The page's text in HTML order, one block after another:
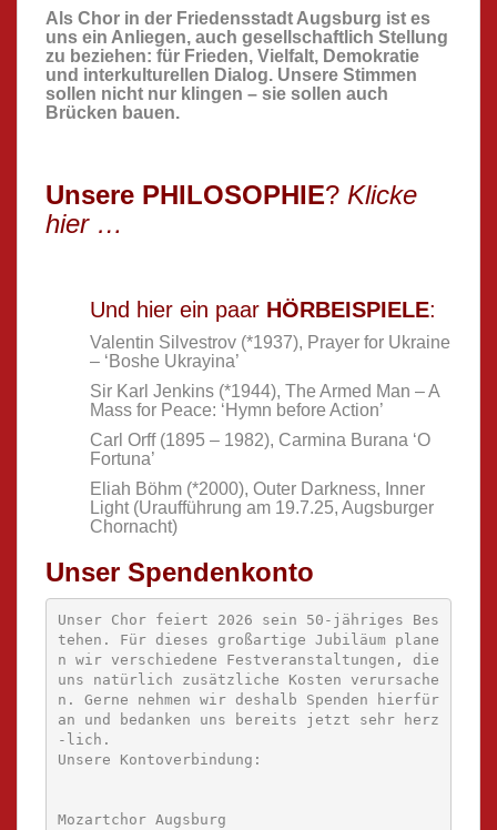
Als Chor in der Friedensstadt Augsburg ist es
uns ein Anliegen, auch gesellschaftlich Stellung
zu beziehen: für Frieden, Vielfalt, Demokratie
und interkulturellen Dialog. Unsere Stimmen
sollen nicht nur klingen – sie sollen auch
Brücken bauen.
Unsere PHILOSOPHIE? Klicke
hier …
Und hier ein paar HÖRBEISPIELE:
Valentin Silvestrov (*1937), Prayer for Ukraine
– ‘Boshe Ukrayina’
Sir Karl Jenkins (*1944), The Armed Man – A
Mass for Peace: ‘Hymn before Action’
Carl Orff (1895 – 1982), Carmina Burana ‘O
Fortuna’
Eliah Böhm (*2000), Outer Darkness, Inner
Light (Uraufführung am 19.7.25, Augsburger
Chornacht)
Unser Spendenkonto
Unser Chor feiert 2026 sein 50-jähriges Bes
tehen. Für dieses großartige Jubiläum plane
n wir verschiedene Festveranstaltungen, die
uns natürlich zusätzliche Kosten verursache
n. Gerne nehmen wir deshalb Spenden hierfür
an und bedanken uns bereits jetzt sehr herz
-lich.
Unsere Kontoverbindung:
Mozartchor Augsburg